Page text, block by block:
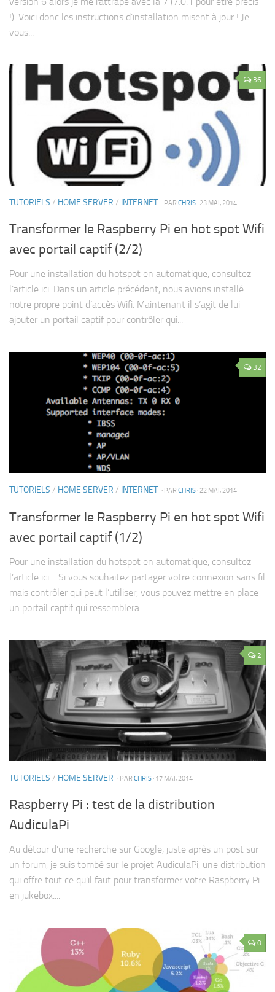
!). Voici donc les instructions d’installation misent à jour ! Je
vous...
36
TUTORIELS / HOME SERVER / INTERNET · PAR CHRIS · 23 MAI, 2014
Transformer le Raspberry Pi en hot spot Wifi
avec portail captif (2/2)
Pour une installation du hotspot en automatique, consultez
l’article ici. Dans un article précédent, nous avions installé
notre propre point d’accès Wifi. Maintenant il s’agit de lui
ajouter un portail captif pour contrôler qui...
32
TUTORIELS / HOME SERVER / INTERNET · PAR CHRIS · 22 MAI, 2014
Transformer le Raspberry Pi en hot spot Wifi
avec portail captif (1/2)
Pour une installation du hotspot en automatique, consultez
l’article ici. Si vous souhaitez partager votre connexion sans fil
mais contrôler qui peut l’utiliser, vous pouvez mettre en place
un portail captif qui ressemblera...
2
TUTORIELS / HOME SERVER · PAR CHRIS · 17 MAI, 2014
Raspberry Pi : test de la distribution
AudiculaPi
Au détour d’une recherche sur Google, juste après un post sur
un forum, je suis tombé sur le projet AudiculaPi, une distribution
qui offre tout ce qu’il faut pour transformer votre Raspberry Pi
en jukebox....
0